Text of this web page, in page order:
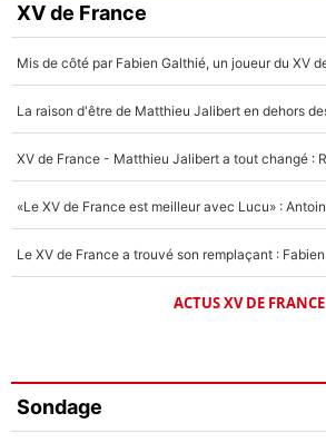
XV de France
ACTUS XV DE FRANCE
Sondage